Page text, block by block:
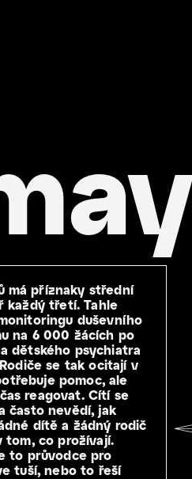
má příznaky střední
každý třetí. Tahle
duševního
na 6 000 žácích po
dětského psychiatra
se tak ocitají v
pomoc, ale
reagovat. Cítí se
často nevědí, jak
dítě a žádný rodič
tom, co prožívají.
to průvodce pro
tuší, nebo to řeší